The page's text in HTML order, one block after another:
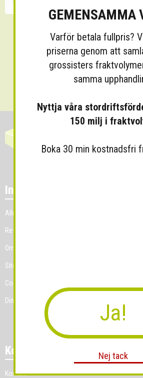
Information
Allmänna villkor
Referenskunder
Om Grossist.se
Sitemap
Cookies
Dina Cookie-prefenser
Kontakt
Kontakt
GEMENSAMMA
Varför betala fullpris?
priserna genom att
grossisters
samma
Nyttja våra
150 milj i
Boka 30 min kostnadsfri
Ja!
Nej tack